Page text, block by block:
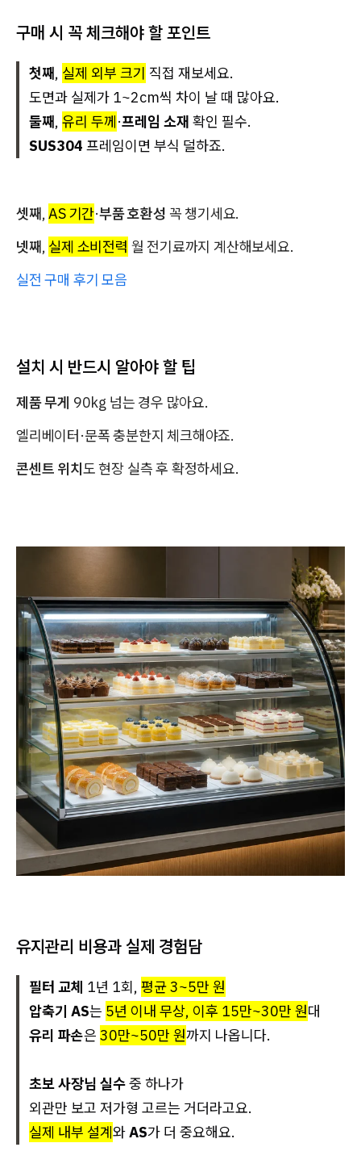
구매 시 꼭 체크해야 할 포인트
첫째, 실제 외부 크기 직접 재보세요.
도면과 실제가 1~2cm씩 차이 날 때 많아요.
둘째, 유리 두께·프레임 소재 확인 필수.
SUS304 프레임이면 부식 덜하죠.
셋째,AS 기간·부품 호환성 꼭 챙기세요.
넷째, 실제 소비전력 월 전기료까지 계산해보세요.
실전 구매 후기 모음
설치 시 반드시 알아야 할 팁
제품 무게 90kg 넘는 경우 많아요.
엘리베이터·문폭 충분한지 체크해야죠.
콘센트 위치도 현장 실측 후 확정하세요.
유지관리 비용과 실제 경험담
필터 교체 1년 1회, 평균 3~5만 원
압축기 AS는 5년 이내 무상, 이후 15만~30만 원대
유리 파손은 30만~50만 원까지 나옵니다.
초보 사장님 실수중 하나가
외관만 보고 저가형 고르는 거더라고요.
실제 내부 설계와AS가 더 중요해요.